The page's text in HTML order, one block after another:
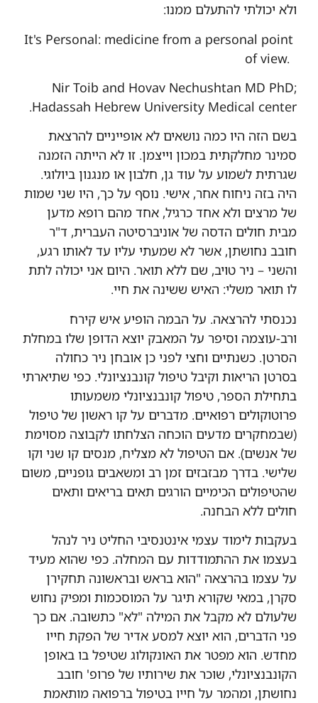
ולא יכולתי להתעלם ממנו:
It's Personal: medicine from a personal point
of view.
Nir Toib and Hovav Nechushtan MD PhD;
Hadassah Hebrew University Medical center
.
בשם הזה היו כמה נושאים לא אופייניים להרצאת
סמינר מחלקתית במכון וייצמן. זו לא הייתה הזמנה
שגרתית לשמוע על עוד גן, חלבון או מנגנון ביולוגי.
היה בזה ניחוח אחר, אישי. נוסף על כך, היו שני שמות
של מרצים ולא אחד כרגיל, אחד מהם רופא מדען
מבית חולים הדסה של אוניברסיטה העברית, ד"ר
חובב נחושתן, אשר לא שמעתי עליו עד לאותו רגע,
והשני – ניר טויב, שם ללא תואר. היום אני יכולה לתת
לו תואר משלי: האיש ששינה את חיי.
נכנסתי להרצאה. על הבמה הופיע איש קירח
ורב-עוצמה וסיפר על המאבק יוצא הדופן שלו במחלת
הסרטן. כשנתיים וחצי לפני כן אובחן ניר כחולה
בסרטן הריאות וקיבל טיפול קונבנציונלי. כפי שתיארתי
בתחילת הספר, טיפול קונבנציונלי משמעותו
פרוטוקולים רפואיים. מדברים על קו ראשון של טיפול
(שבמחקרים מדעים הוכחה הצלחתו לקבוצה מסוימת
של אנשים). אם הטיפול לא מצליח, מנסים קו שני וקו
שלישי. בדרך מבזבזים זמן רב ומשאבים גופניים, משום
שהטיפולים הכימיים הורגים תאים בריאים ותאים
חולים ללא הבחנה.
בעקבות לימוד עצמי אינטנסיבי החליט ניר לנהל
בעצמו את ההתמודדות עם המחלה. כפי שהוא מעיד
על עצמו בהרצאה "הוא בראש ובראשונה תחקירן
סקרן, במאי שקורא תיגר על המוסכמות ומפיק נחוש
שלעולם לא מקבל את המילה "לא" כתשובה. אם כך
פני הדברים, הוא יוצא למסע אדיר של הפקת חייו
מחדש. הוא מפטר את האונקולוג שטיפל בו באופן
הקונבנציונלי, שוכר את שירותיו של פרופ' חובב
נחושתן, ומהמר על חייו בטיפול ברפואה מותאמת